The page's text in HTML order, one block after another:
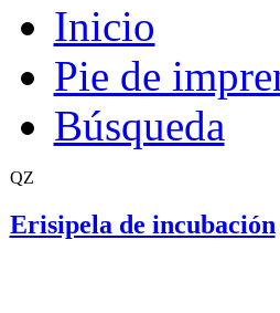
Inicio
Pie de
Búsqueda
QZ
Erisipela de incubación